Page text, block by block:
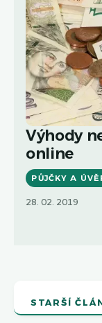
Výhody
online
PŮJČKY A
28. 02. 2019
STARŠÍ